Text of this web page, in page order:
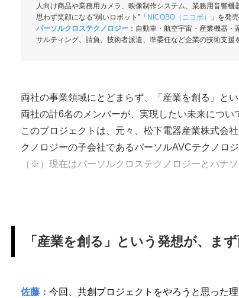
人向け商品や業務用カメラ、映像制作システム、業務用音響
思わず笑顔になる“弱いロボット”「 NICOBO（ニコボ）
」を発売
パーソルクロステクノロジー ：自動車・航空宇宙・産業機器
サルティング、請負、技術者派遣、準委任など企業の技術支援
両社の事業領域にとどまらず、「産業を創る」と
両社の計6名のメンバーが、実現したい未来につい
このプロジェクトは、元々、松下電器産業株式会
クノロジーの子会社であるパーソルAVCテクノロ
（※）現在はパーソルクロステクノロジーとパナ
「産業を創る」という発想が、ま
佐藤： 今回、共創プロジェクトをやろうと思った